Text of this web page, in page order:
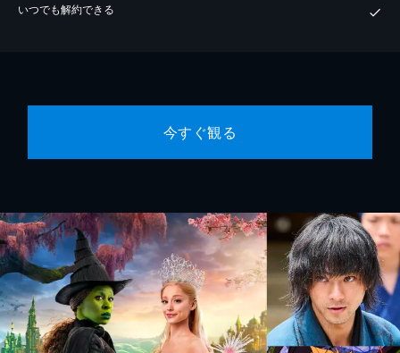
いつでも解約できる
今すぐ観る